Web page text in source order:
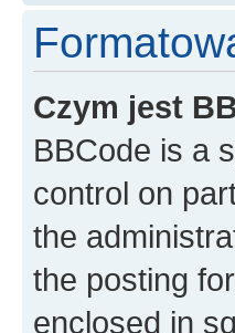
Czym jest
BBCode is a
control on
the
the posting
enclosed in